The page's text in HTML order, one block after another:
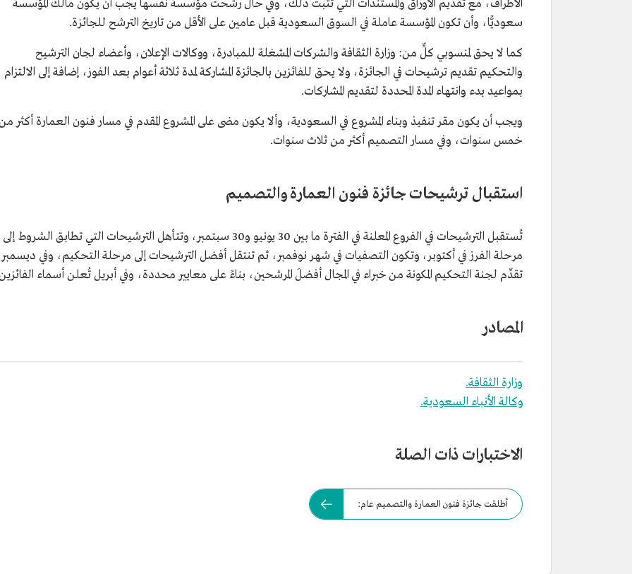
الأطراف، مع تقديم الأوراق والمستندات التي تثبت ذلك، وفي حال رشحت مؤسسة نفسها يجب أن يكون مالك المؤسسة
سعوديًّا، وأن تكون المؤسسة عاملة في السوق السعودية قبل عامين على الأقل من تاريخ الترشح للجائزة.
كما لا يحق لمنسوبي كلٍّ من: وزارة الثقافة والشركات المشغلة للمبادرة، ووكالات الإعلان، وأعضاء لجان الترشيح
والتحكيم تقديم ترشيحات في الجائزة، ولا يحق للفائزين بالجائزة المشاركة لمدة ثلاثة أعوام بعد الفوز، إضافة إلى الالتزام
بمواعيد بدء وانتهاء المدة المحددة لتقديم المشاركات.
ويجب أن يكون مقر تنفيذ وبناء المشروع في السعودية، وألا يكون مضى على المشروع المقدم في مسار فنون العمارة أكثر
خمس سنوات، وفي مسار التصميم أكثر من ثلاث سنوات.
استقبال ترشيحات جائزة فنون العمارة والتصميم
تُستقبل الترشيحات في الفروع المعلنة في الفترة ما بين 30 يونيو و30 سبتمبر، وتتأهل الترشيحات التي تطابق الشروط إلى
مرحلة الفرز في أكتوبر، وتكون التصفيات في شهر نوفمبر، ثم تنتقل أفضل الترشيحات إلى مرحلة التحكيم، وفي ديسمبر
تقدِّم لجنة التحكيم المكونة من خبراء في المجال أفضلَ المرشحين، بناءً على معايير محددة، وفي أبريل تُعلن أسماء
المصادر
وزارة الثقافة.
وكالة الأنباء السعودية.
الاختبارات ذات الصلة
أطلقت جائزة فنون العمارة والتصميم عام: